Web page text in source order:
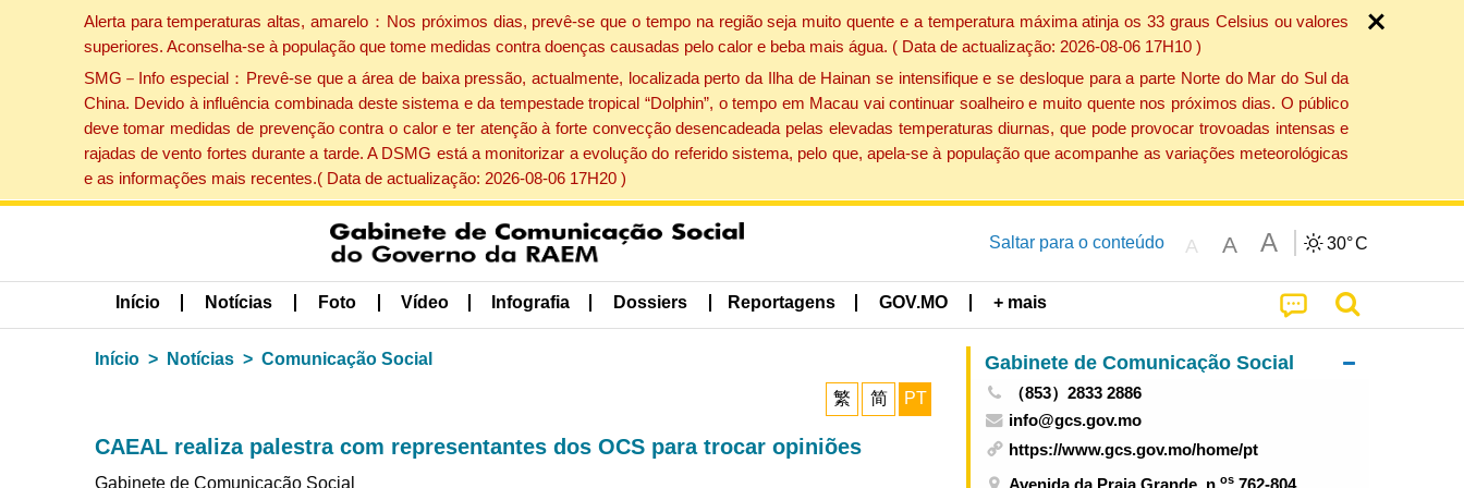
Alerta para temperaturas altas, amarelo：Nos próximos dias, prevê-se que o tempo na região seja muito quente e a temperatura máxima atinja os 33 graus Celsius ou valores
superiores. Aconselha-se à população que tome medidas contra doenças causadas pelo calor e beba mais água. ( Data de actualização: 2026-08-06 17H10 )
SMG－Info especial：Prevê-se que a área de baixa pressão, actualmente, localizada perto da Ilha de Hainan se intensifique e se desloque para a parte Norte do Mar do Sul da
China. Devido à influência combinada deste sistema e da tempestade tropical “Dolphin”, o tempo em Macau vai continuar soalheiro e muito quente nos próximos dias. O público
deve tomar medidas de prevenção contra o calor e ter atenção à forte convecção desencadeada pelas elevadas temperaturas diurnas, que pode provocar trovoadas intensas e
rajadas de vento fortes durante a tarde. A DSMG está a monitorizar a evolução do referido sistema, pelo que, apela-se à população que acompanhe as variações meteorológicas
e as informações mais recentes.( Data de actualização: 2026-08-06 17H20 )
Saltar para o conteúdo A A A 30°C
Início Notícias Foto Vídeo Infografia Dossiers Reportagens GOV.MO + mais
Início Notícias Comunicação Social
繁 简 PT
CAEAL realiza palestra com representantes dos OCS para trocar opiniões
Gabinete de Comunicação Social
Gabinete de Comunicação Social
（853）2833 2886
info@gcs.gov.mo
https://www.gcs.gov.mo/home/pt
Avenida da Praia Grande, n.os 762-804,